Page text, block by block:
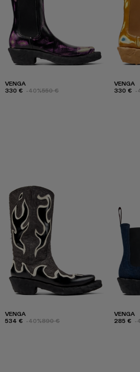
VENGA
330 € -40%550 €
VENGA
330 € -
VENGA
534 € -40%890 €
VENGA
285 € -